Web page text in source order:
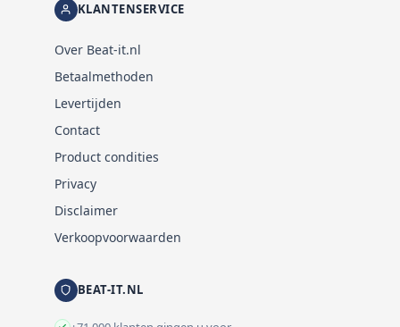
KLANTENSERVICE
Over Beat-it.nl
Betaalmethoden
Levertijden
Contact
Product condities
Privacy
Disclaimer
Verkoopvoorwaarden
BEAT-IT.NL